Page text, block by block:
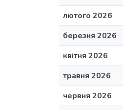
лютого 2026
березня 2026
квітня 2026
травня 2026
червня 2026